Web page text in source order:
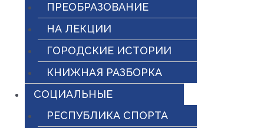
ПРЕОБРАЗОВАНИЕ
НА ЛЕКЦИИ
ГОРОДСКИЕ ИСТОРИИ
КНИЖНАЯ РАЗБОРКА
СОЦИАЛЬНЫЕ
РЕСПУБЛИКА СПОРТА